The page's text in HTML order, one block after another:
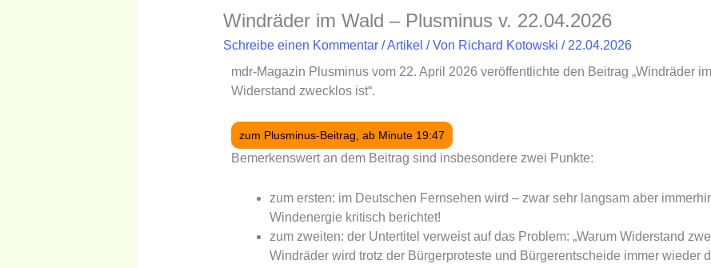
Windräder im Wald – Plusminus v. 22.04.2026
Schreibe einen Kommentar /Artikel / Von Richard Kotowski /22.04.2026
mdr-Magazin Plusminus vom 22. April 2026 veröffentlichte den Beitrag „Windräder
Widerstand zwecklos ist“.
zum Plusminus-Beitrag, ab Minute 19:47
Bemerkenswert an dem Beitrag sind insbesondere zwei Punkte:
zum ersten: im Deutschen Fernsehen wird – zwar sehr langsam aber
Windenergie kritisch berichtet!
zum zweiten: der Untertitel verweist auf das Problem: „Warum Widerstand
Windräder wird trotz der Bürgerproteste und Bürgerentscheide immer wieder